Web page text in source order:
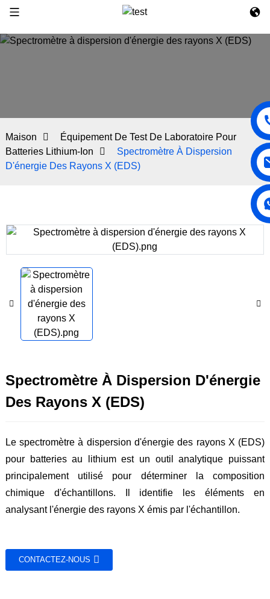
Maison
Équipement De Test De Laboratoire Pour
Batteries Lithium-Ion
Spectromètre À Dispersion
D'énergie Des Rayons X (EDS)
Spectromètre À Dispersion D'énergie
Des Rayons X (EDS)
Le spectromètre à dispersion d'énergie des rayons X (EDS)
pour batteries au lithium est un outil analytique puissant
principalement utilisé pour déterminer la composition
chimique d'échantillons. Il identifie les éléments en
analysant l'énergie des rayons X émis par l'échantillon.
CONTACTEZ-NOUS